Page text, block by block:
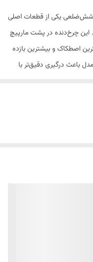
یکی از قطعات اصلی
چرخ‌دنده در پشت مارپیچ
اصطکاک و بیشترین بازده
باعث درگیری دقیق‌تر با